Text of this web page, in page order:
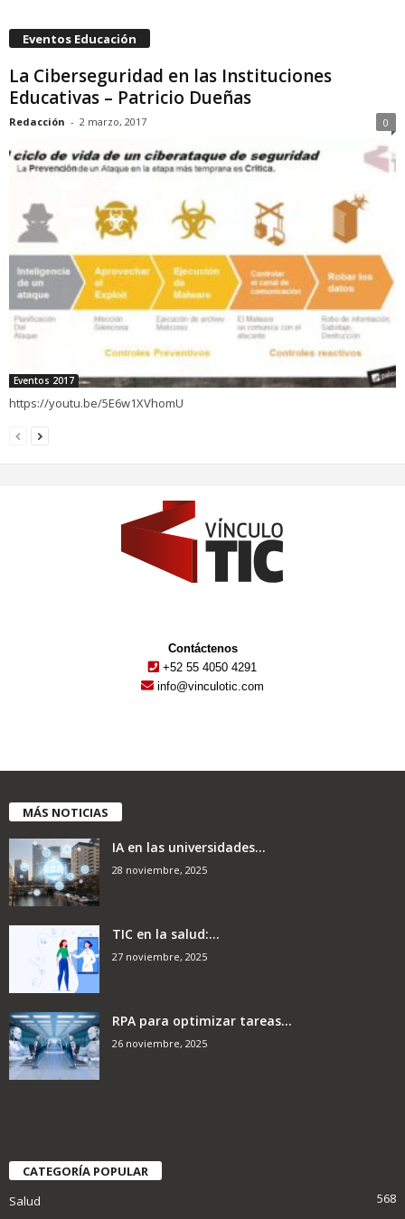
Eventos Educación
La Ciberseguridad en las Instituciones
Educativas – Patricio Dueñas
Redacción - 2 marzo, 2017 0
Eventos 2017
https://youtu.be/5E6w1XVhomU
Contáctenos
+52 55 4050 4291
info@vinculotic.com
MÁS NOTICIAS
IA en las universidades...
28 noviembre, 2025
TIC en la salud:...
27 noviembre, 2025
RPA para optimizar tareas...
26 noviembre, 2025
CATEGORÍA POPULAR
Salud
568